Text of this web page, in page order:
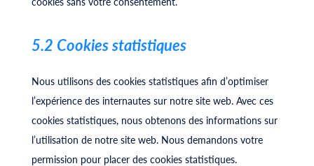
5.2 Cookies statistiques
Nous utilisons des cookies statistiques afin d’optimiser
l’expérience des internautes sur notre site web. Avec ces
cookies statistiques, nous obtenons des informations sur
l’utilisation de notre site web. Nous demandons votre
permission pour placer des cookies statistiques.